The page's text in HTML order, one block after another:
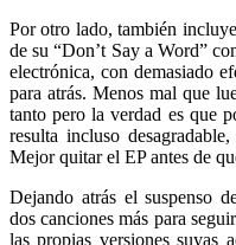
Por otro lado, también
de su “Don’t Say a Word”
electrónica, con demasiado
para atrás. Menos mal que
tanto pero la verdad es que
resulta incluso
Mejor quitar el EP antes de
Dejando atrás el suspenso
dos canciones más para
las propias versiones suyas